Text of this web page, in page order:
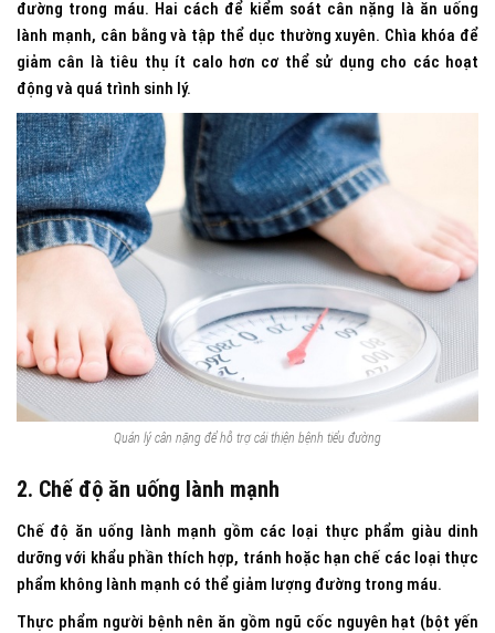
đường trong máu. Hai cách để kiểm soát cân nặng là ăn uống
lành mạnh, cân bằng và tập thể dục thường xuyên. Chìa khóa để
giảm cân là tiêu thụ ít calo hơn cơ thể sử dụng cho các hoạt
động và quá trình sinh lý.
Quản lý cân nặng để hỗ trợ cải thiện bệnh tiểu đường
2. Chế độ ăn uống lành mạnh
Chế độ ăn uống lành mạnh gồm các loại thực phẩm giàu dinh
dưỡng với khẩu phần thích hợp, tránh hoặc hạn chế các loại thực
phẩm không lành mạnh có thể giảm lượng đường trong máu.
Thực phẩm người bệnh nên ăn gồm ngũ cốc nguyên hạt (bột yến